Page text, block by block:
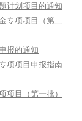
计划项目的通知
专项项目（第二
报的通知
项项目申报指南
项目（第一批）